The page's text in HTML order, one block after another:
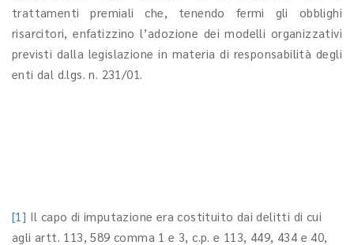
trattamenti premiali che, tenendo fermi gli obblighi
risarcitori, enfatizzino l’adozione dei modelli organizzativi
previsti dalla legislazione in materia di responsabilità degli
enti dal d.lgs. n. 231/01.
[1] Il capo di imputazione era costituito dai delitti di cui
agli artt. 113, 589 comma 1 e 3, c.p. e 113, 449, 434 e 40,